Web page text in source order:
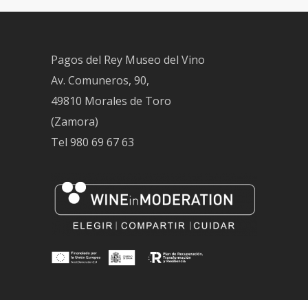
Pagos del Rey Museo del Vino
Av. Comuneros, 90,
49810 Morales de Toro
(Zamora)
Tel 980 69 67 63